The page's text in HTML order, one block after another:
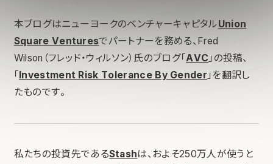
本ブログはニューヨークのベンチャーキャピタルUnion
Square Venturesでパートナーを務める、Fred
Wilson（フレッド・ウィルソン）氏のブログ「AVC 」の投稿、
「 Investment Risk Tolerance By Gender 」を翻訳し
たものです。
私たちの投資先であるStashは、およそ250万人が使うと